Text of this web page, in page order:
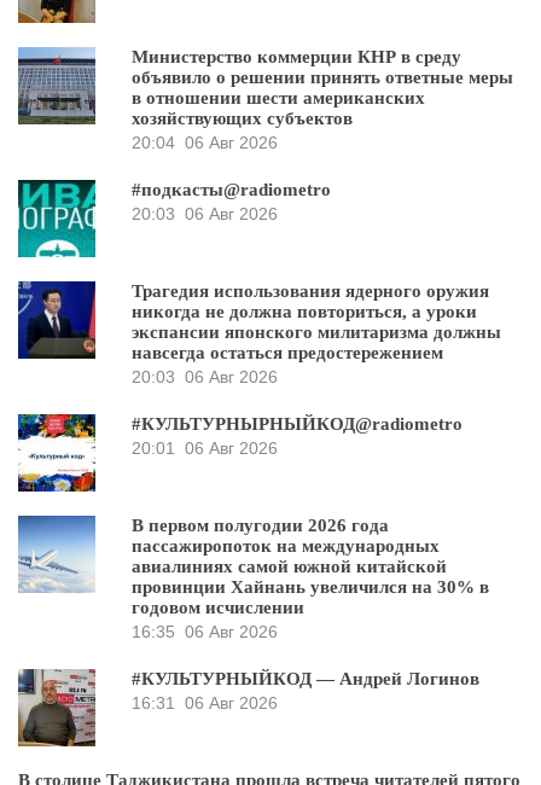
Министерство коммерции КНР в среду
объявило о решении принять ответные меры
в отношении шести американских
хозяйствующих субъектов
20:04 06 Авг 2026
#подкасты@radiometro
20:03 06 Авг 2026
Трагедия использования ядерного оружия
никогда не должна повториться, а уроки
экспансии японского милитаризма должны
навсегда остаться предостережением
20:03 06 Авг 2026
#КУЛЬТУРНЫРНЫЙКОД@radiometro
20:01 06 Авг 2026
В первом полугодии 2026 года
пассажиропоток на международных
авиалиниях самой южной китайской
провинции Хайнань увеличился на 30% в
годовом исчислении
16:35 06 Авг 2026
#КУЛЬТУРНЫЙКОД — Андрей Логинов
16:31 06 Авг 2026
В столице Таджикистана прошла встреча читателей пятого